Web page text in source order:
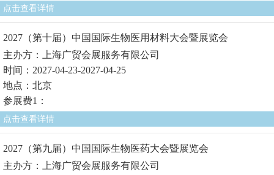
点击查看详情
2027（第十届）中国国际生物医用材料大会暨展览会
主办方：上海广贸会展服务有限公司
时间：2027-04-23-2027-04-25
地点：北京
参展费1：
点击查看详情
2027（第九届）中国国际生物医药大会暨展览会
主办方：上海广贸会展服务有限公司